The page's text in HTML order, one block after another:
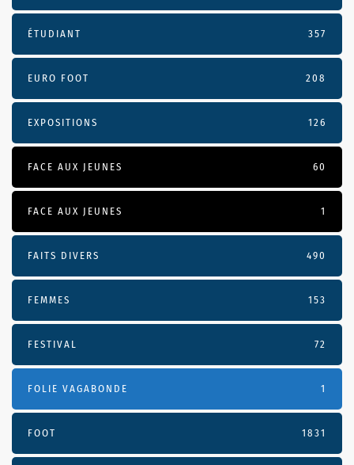
ÉTUDIANT 357
EURO FOOT 208
EXPOSITIONS 126
FACE AUX JEUNES 60
FACE AUX JEUNES 1
FAITS DIVERS 490
FEMMES 153
FESTIVAL 72
FOLIE VAGABONDE 1
FOOT 1831